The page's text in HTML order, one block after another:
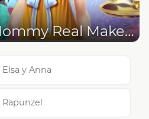
Snow White Mommy Real Makeover
y Anna